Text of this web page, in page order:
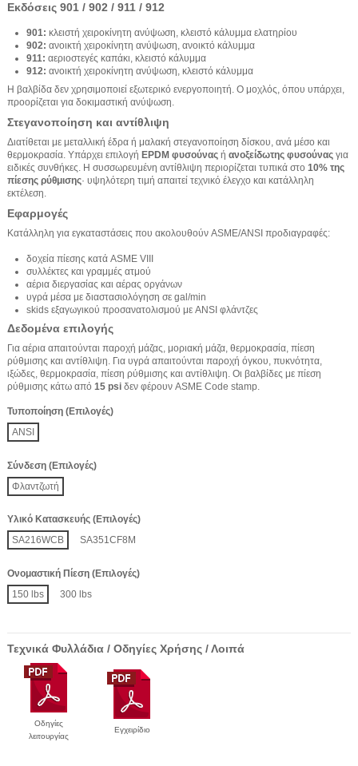
Εκδόσεις 901 / 902 / 911 / 912
901: κλειστή χειροκίνητη ανύψωση, κλειστό κάλυμμα ελατηρίου
902: ανοικτή χειροκίνητη ανύψωση, ανοικτό κάλυμμα
911: αεριοστεγές καπάκι, κλειστό κάλυμμα
912: ανοικτή χειροκίνητη ανύψωση, κλειστό κάλυμμα
Η βαλβίδα δεν χρησιμοποιεί εξωτερικό ενεργοποιητή. Ο μοχλός, όπου υπάρχει,
προορίζεται για δοκιμαστική ανύψωση.
Στεγανοποίηση και αντίθλιψη
Διατίθεται με μεταλλική έδρα ή μαλακή στεγανοποίηση δίσκου, ανά μέσο και
θερμοκρασία. Υπάρχει επιλογή EPDM φυσούνας ή ανοξείδωτης φυσούνας για
ειδικές συνθήκες. Η συσσωρευμένη αντίθλιψη περιορίζεται τυπικά στο 10% της
πίεσης ρύθμισης· υψηλότερη τιμή απαιτεί τεχνικό έλεγχο και κατάλληλη
εκτέλεση.
Εφαρμογές
Κατάλληλη για εγκαταστάσεις που ακολουθούν ASME/ANSI προδιαγραφές:
δοχεία πίεσης κατά ASME VIII
συλλέκτες και γραμμές ατμού
αέρια διεργασίας και αέρας οργάνων
υγρά μέσα με διαστασιολόγηση σε gal/min
skids εξαγωγικού προσανατολισμού με ANSI φλάντζες
Δεδομένα επιλογής
Για αέρια απαιτούνται παροχή μάζας, μοριακή μάζα, θερμοκρασία, πίεση
ρύθμισης και αντίθλιψη. Για υγρά απαιτούνται παροχή όγκου, πυκνότητα,
ιξώδες, θερμοκρασία, πίεση ρύθμισης και αντίθλιψη. Οι βαλβίδες με πίεση
ρύθμισης κάτω από 15 psi δεν φέρουν ASME Code stamp.
Τυποποίηση (Επιλογές)
ANSI
Σύνδεση (Επιλογές)
Φλαντζωτή
Υλικό Κατασκευής (Επιλογές)
SA216WCB
SA351CF8M
Ονομαστική Πίεση (Επιλογές)
150 lbs
300 lbs
Τεχνικά Φυλλάδια / Οδηγίες Χρήσης / Λοιπά
Οδηγίες
λειτουργίας
Εγχειρίδιο